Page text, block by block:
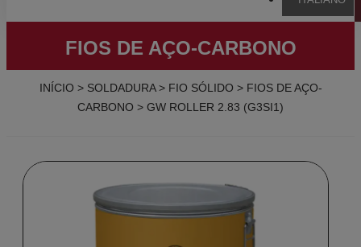
FIOS DE AÇO-CARBONO
INÍCIO > SOLDADURA> FIO SÓLIDO > FIOS DE AÇO-
CARBONO > GW ROLLER 2.83 (G3SI1)